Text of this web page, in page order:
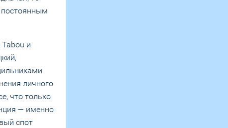
постоянным
и
личного
что только
— именно
спот